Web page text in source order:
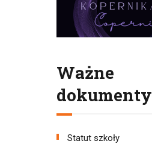
Ważne
dokumenty
Statut szkoły